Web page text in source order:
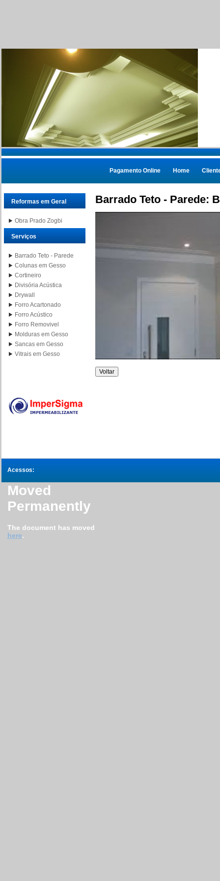
Pagamento Online Home
Reformas em Geral
Obra Prado Zogbi
Serviços
Barrado Teto - Parede
Colunas em Gesso
Cortineiro
Divisória Acústica
Drywall
Forro Acartonado
Forro Acústico
Forro Removivel
Molduras em Gesso
Sancas em Gesso
Vitrais em Gesso
Barrado Teto - Parede:
Acessos:
Moved
Permanently
The document has moved
here.